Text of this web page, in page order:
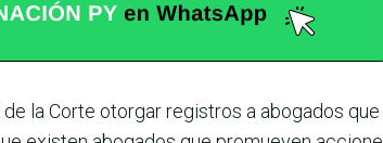
la Corte otor­gar registros a abogados